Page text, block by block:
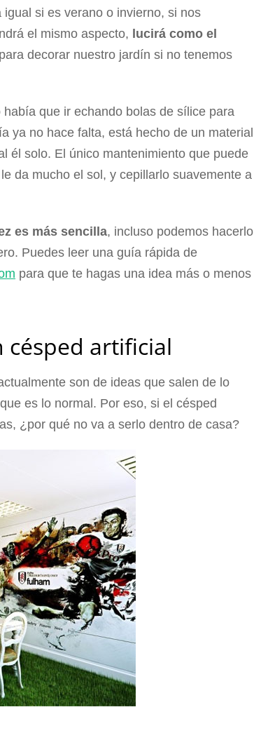
si es verano o invierno, si nos
el mismo aspecto, lucirá como el
decorar nuestro jardín si no tenemos
que ir echando bolas de sílice para
ya no hace falta, está hecho de un material
él solo. El único mantenimiento que puede
da mucho el sol, y cepillarlo suavemente a
es más sencilla, incluso podemos hacerlo
Puedes leer una guía rápida de
para que te hagas una idea más o menos
césped artificial
son de ideas que salen de lo
es lo normal. Por eso, si el césped
¿por qué no va a serlo dentro de casa?